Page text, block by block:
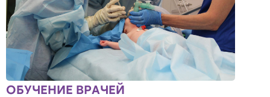
ОБУЧЕНИЕ ВРАЧЕЙ